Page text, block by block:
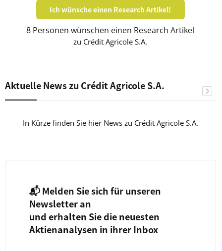
Ich wünsche einen Research Artikel!
8 Personen wünschen einen Research Artikel
zu Crédit Agricole S.A.
Aktuelle News zu Crédit Agricole S.A.
In Kürze finden Sie hier News zu Crédit Agricole S.A.
📬 Melden Sie sich für unseren
Newsletter an
und erhalten Sie die neuesten
Aktienanalysen in ihrer Inbox